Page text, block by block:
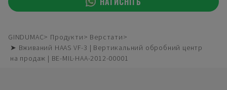
GINDUMAC Продукти
Верстати
➤ Вживаний HAAS VF-3 | Вертикальний обробний центр
на продаж | BE-MIL-HAA-2012-00001